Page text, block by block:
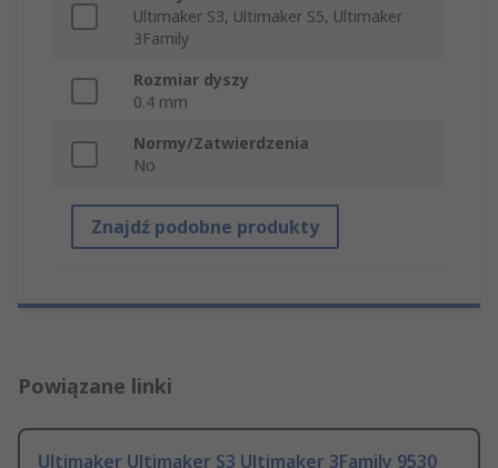
Ultimaker S3, Ultimaker S5, Ultimaker
3Family
Rozmiar dyszy
0.4 mm
Normy/Zatwierdzenia
No
Znajdź podobne produkty
Powiązane linki
Ultimaker Ultimaker S3 Ultimaker 3Family 9530